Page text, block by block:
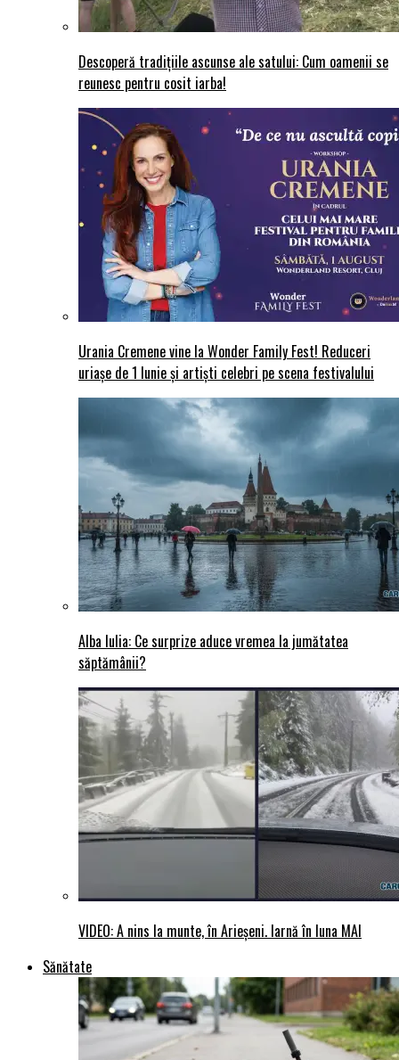
Descoperă tradițiile ascunse ale satului: Cum oamenii se
reunesc pentru cosit iarba!
Urania Cremene vine la Wonder Family Fest! Reduceri
uriașe de 1 Iunie și artiști celebri pe scena festivalului
Alba Iulia: Ce surprize aduce vremea la jumătatea
săptămânii?
VIDEO: A nins la munte, în Arieșeni. Iarnă în luna MAI
Sănătate